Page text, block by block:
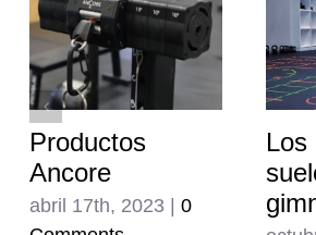
Productos
Ancore
abril 17th, 2023
0
Los